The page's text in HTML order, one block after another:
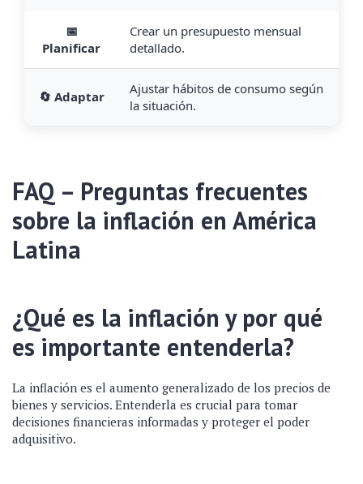
📅
Planificar
Crear un presupuesto mensual
detallado.
🔄 Adaptar
Ajustar hábitos de consumo según
la situación.
FAQ – Preguntas frecuentes
sobre la inflación en América
Latina
¿Qué es la inflación y por qué
es importante entenderla?
La inflación es el aumento generalizado de los precios de
bienes y servicios. Entenderla es crucial para tomar
decisiones financieras informadas y proteger el poder
adquisitivo.